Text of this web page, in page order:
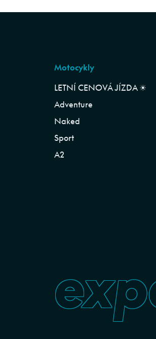
Motocykly
LETNÍ CENOVÁ JÍZDA ☀︎
Adventure
Naked
Sport
A2